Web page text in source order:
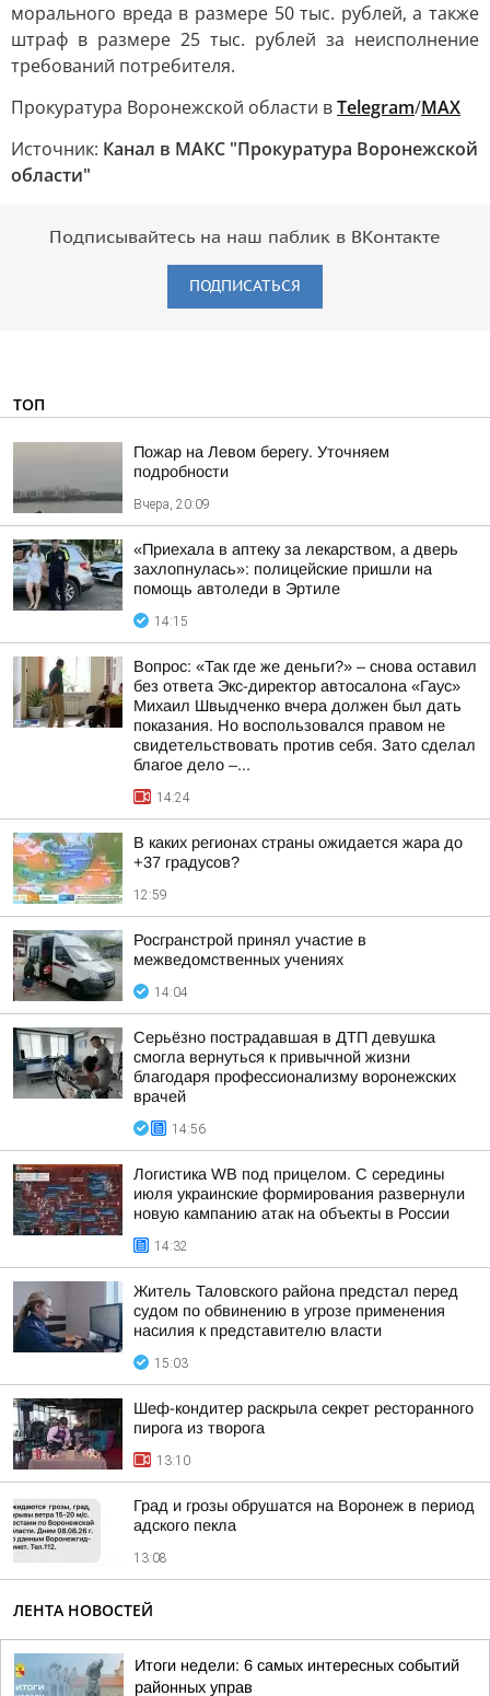
морального вреда в размере 50 тыс. рублей, а также
штраф в размере 25 тыс. рублей за неисполнение
требований потребителя.
Прокуратура Воронежской области вTelegram/MAX
Источник: Канал в МАКС "Прокуратура Воронежской
области"
Подписывайтесь на наш паблик в ВКонтакте
ПОДПИСАТЬСЯ
ТОП
Пожар на Левом берегу. Уточняем
подробности
Вчера, 20:09
«Приехала в аптеку за лекарством, а дверь
захлопнулась»: полицейские пришли на
помощь автоледи в Эртиле
14:15
Вопрос: «Так где же деньги?» – снова оставил
без ответа Экс-директор автосалона «Гаус»
Михаил Швыдченко вчера должен был дать
показания. Но воспользовался правом не
свидетельствовать против себя. Зато сделал
благое дело –...
14:24
В каких регионах страны ожидается жара до
+37 градусов?
12:59
Росгранстрой принял участие в
межведомственных учениях
14:04
Серьёзно пострадавшая в ДТП девушка
смогла вернуться к привычной жизни
благодаря профессионализму воронежских
врачей
14:56
Логистика WB под прицелом. С середины
июля украинские формирования развернули
новую кампанию атак на объекты в России
14:32
Житель Таловского района предстал перед
судом по обвинению в угрозе применения
насилия к представителю власти
15:03
Шеф-кондитер раскрыла секрет ресторанного
пирога из творога
13:10
Град и грозы обрушатся на Воронеж в период
адского пекла
13:08
ЛЕНТА НОВОСТЕЙ
Итоги недели: 6 самых интересных событий
районных управ